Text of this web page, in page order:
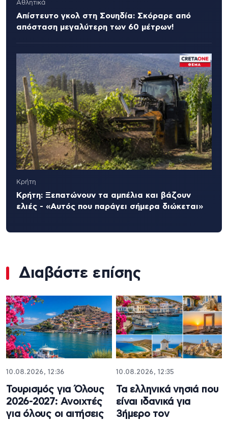
Αθλητικά
Απίστευτο γκολ στη Σουηδία: Σκόραρε από
απόσταση μεγαλύτερη των 60 μέτρων!
Κρήτη
Κρήτη: Ξεπατώνουν τα αμπέλια και βάζουν
ελιές - «Αυτός που παράγει σήμερα διώκεται»
Διαβάστε επίσης
10.08.2026, 12:36
Τουρισμός για Όλους
2026-2027: Ανοιχτές
για όλους οι αιτήσεις
10.08.2026, 12:35
Τα ελληνικά νησιά που
είναι ιδανικά για
3ήμερο τον